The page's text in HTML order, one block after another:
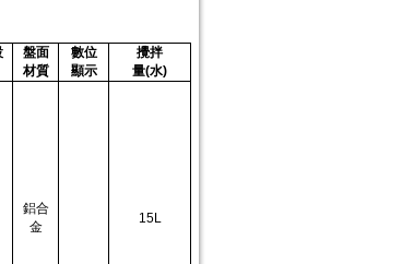
盤面
材質
數位
顯示
攪拌
量(水)
鋁合
金
15L